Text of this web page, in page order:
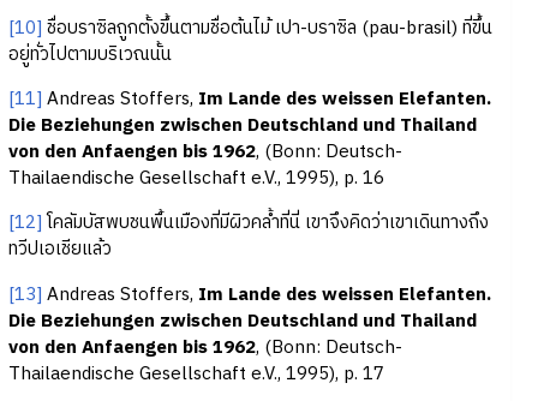
[10] ชื่อบราซิลถูกตั้งขึ้นตามชื่อต้นไม้ เปา-บราซิล (pau-brasil) ที่ขึ้น
อยู่ทั่วไปตามบริเวณนั้น
[11] Andreas Stoffers, Im Lande des weissen Elefanten.
Die Beziehungen zwischen Deutschland und Thailand
von den Anfaengen bis 1962, (Bonn: Deutsch-
Thailaendische Gesellschaft e.V., 1995), p. 16
[12]โคลัมบัสพบชนพื้นเมืองที่มีผิวคล้ำที่นี่ เขาจึงคิดว่าเขาเดินทางถึง
ทวีปเอเชียแล้ว
[13] Andreas Stoffers, Im Lande des weissen Elefanten.
Die Beziehungen zwischen Deutschland und Thailand
von den Anfaengen bis 1962, (Bonn: Deutsch-
Thailaendische Gesellschaft e.V., 1995), p. 17